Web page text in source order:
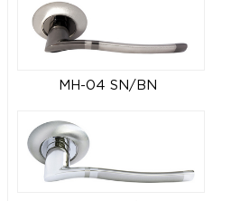
MH-04 SN/BN